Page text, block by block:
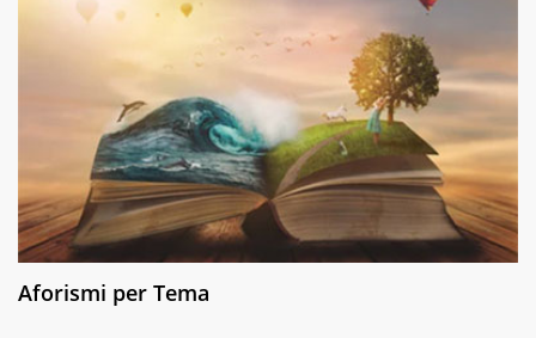
Aforismi per Tema